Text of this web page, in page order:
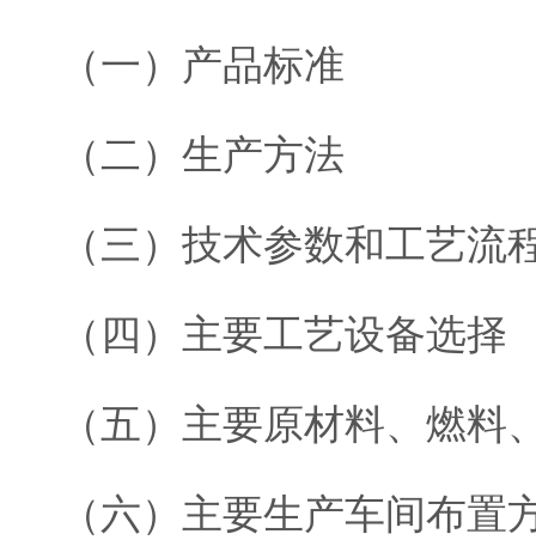
（一）产品标准
（二）生产方法
（三）技术参数和工艺流
（四）主要工艺设备选择
（五）主要原材料、燃料
（六）主要生产车间布置